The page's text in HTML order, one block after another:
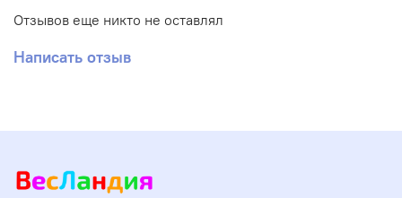
Отзывов еще никто не оставлял
Написать отзыв